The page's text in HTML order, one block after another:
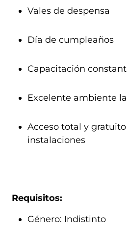
Vales de despensa
Día de cumpleaños
Capacitación
Excelente ambiente
Acceso total y
instalaciones
Requisitos:
Género: Indistinto